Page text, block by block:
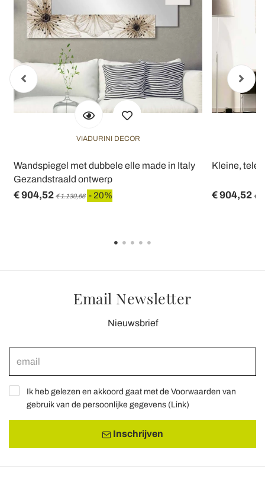
VIADURINI DECOR
Wandspiegel met dubbele elle made in Italy
Gezandstraald ontwerp
€ 904,52 € 1.130,66 - 20%
Kleine,
€ 904,52 €
Email Newsletter
Nieuwsbrief
Ik heb gelezen en akkoord gaat met de Voorwaarden van
gebruik van de persoonlijke gegevens (Link)
Inschrijven